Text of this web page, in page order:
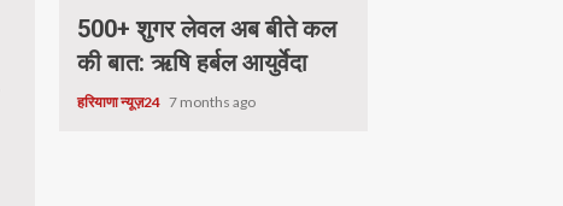
500+ शुगर लेवल अब बीते कल
की बात: ऋषि हर्बल आयुर्वेदा
हरियाणा न्यूज़24 7 months ago